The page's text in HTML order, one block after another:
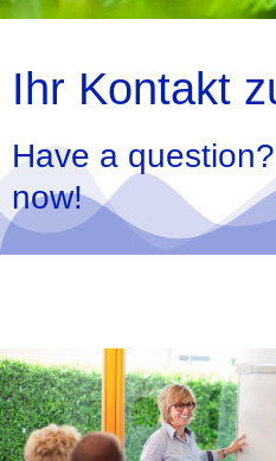
Ihr Kontakt
Have a
now!